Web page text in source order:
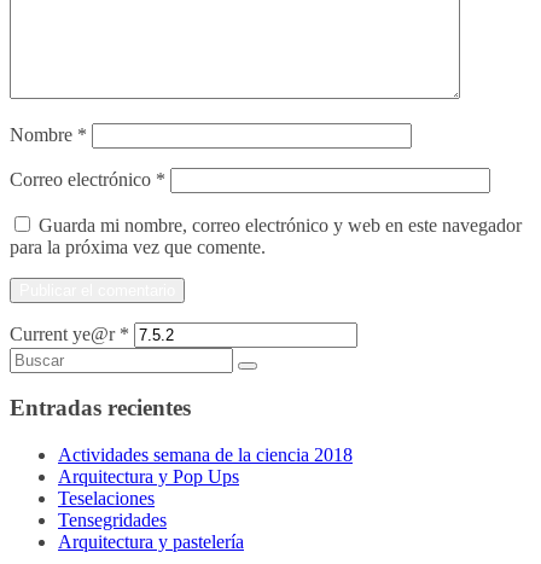
Nombre *
Correo electrónico *
Guarda mi nombre, correo electrónico y web en este navegador
para la próxima vez que comente.
Current ye@r *
Entradas recientes
Actividades semana de la ciencia 2018
Arquitectura y Pop Ups
Teselaciones
Tensegridades
Arquitectura y pastelería